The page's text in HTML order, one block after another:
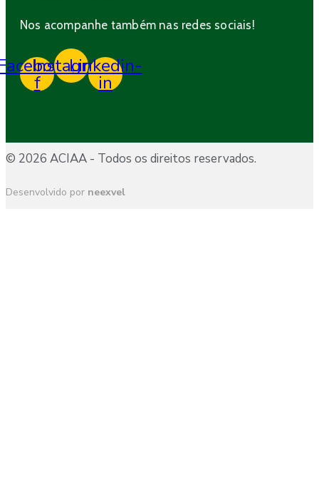
Nos acompanhe também nas redes sociais!
f
Instagram
Linkedin-
in
© 2026 ACIAA - Todos os direitos reservados.
Desenvolvido por neexvel